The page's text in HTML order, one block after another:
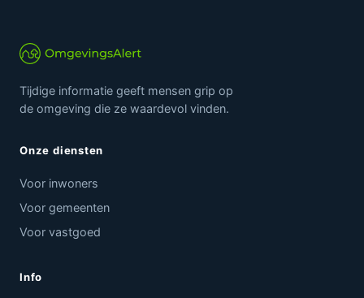
Tijdige informatie geeft mensen grip op
de omgeving die ze waardevol vinden.
Onze diensten
Voor inwoners
Voor gemeenten
Voor vastgoed
Info